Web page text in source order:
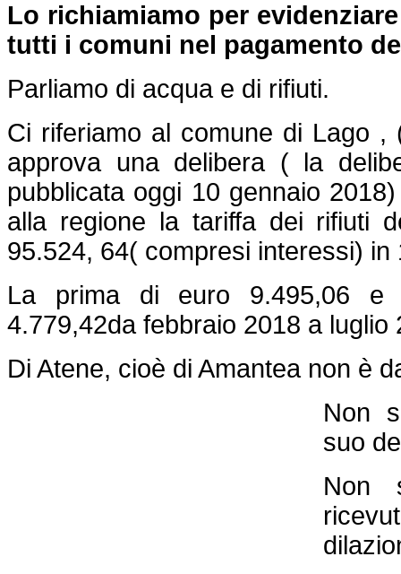
Lo richiamiamo per
tutti i comuni nel pagamento
Parliamo di acqua e di rifiuti.
Ci riferiamo al comune di Lago ,
approva una delibera ( la
pubblicata oggi 10 gennaio
alla regione la tariffa dei rifiuti
95.524, 64( compresi interessi) in
La prima di euro 9.495,06
4.779,42da febbraio 2018 a luglio
Di Atene, cioè di Amantea non è
Non
suo
Non